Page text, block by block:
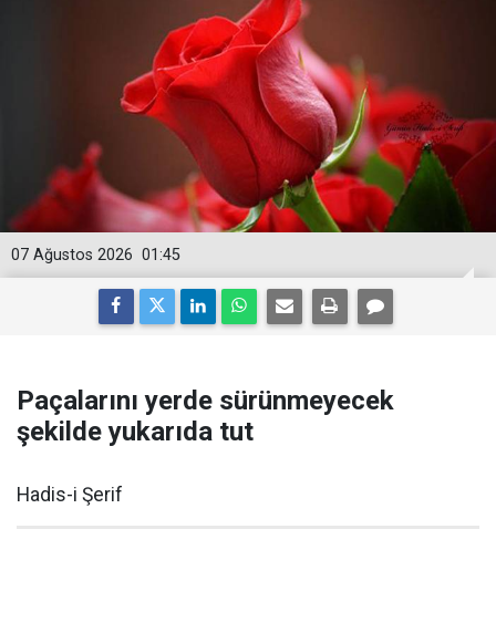
01:45
07 Ağustos 2026
Paçalarını yerde sürünmeyecek
şekilde yukarıda tut
Hadis-i Şerif